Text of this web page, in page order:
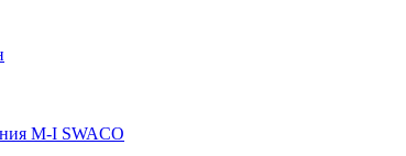
M-I SWACO